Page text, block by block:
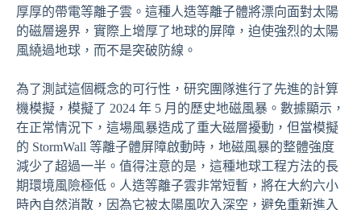
厚厚的帶電等離子雲。這種人造等離子體將漂向面對太陽
的磁層邊界，實際上增厚了地球的屏障，迫使強烈的太陽
風繞過地球，而不是突破防線。
為了測試這個概念的可行性，研究團隊進行了先進的計算
機模擬，模擬了 2024 年 5 月的歷史地磁風暴。數據顯示，
在正常情況下，這場風暴造成了重大磁層擾動，但當模擬
的 StormWall 等離子體屏障啟動時，地磁風暴的整體強度
減少了超過一半。值得注意的是，這種地球工程方法的長
期環境風險極低。人造等離子雲非常短暫，將在大約六小
時內自然消散，因為它被太陽風吹入深空，避免重新進入